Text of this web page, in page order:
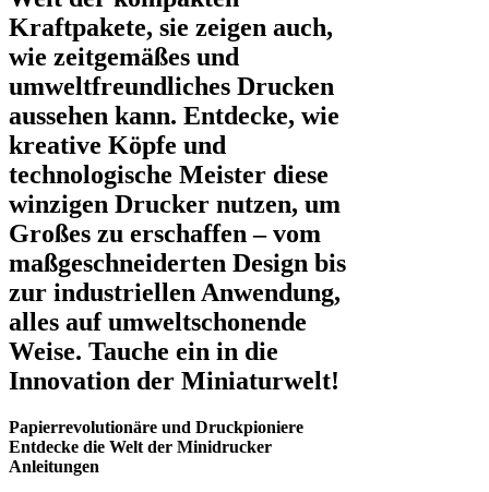
Kraftpakete, sie zeigen auch,
wie zeitgemäßes und
umweltfreundliches Drucken
aussehen kann. Entdecke, wie
kreative Köpfe und
technologische Meister diese
winzigen Drucker nutzen, um
Großes zu erschaffen – vom
maßgeschneiderten Design bis
zur industriellen Anwendung,
alles auf umweltschonende
Weise. Tauche ein in die
Innovation der Miniaturwelt!
Papierrevolutionäre und Druckpioniere
Entdecke die Welt der Minidrucker
Anleitungen